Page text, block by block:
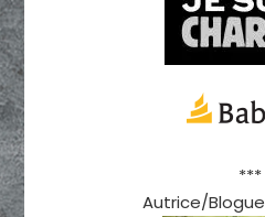
***
Autrice/